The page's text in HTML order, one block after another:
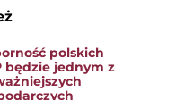
polskich
będzie jednym z